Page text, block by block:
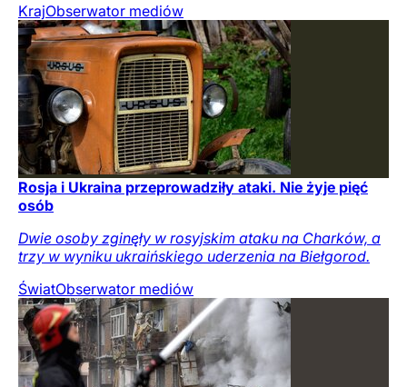
KrajObserwator mediów
Rosja i Ukraina przeprowadziły ataki. Nie żyje pięć
osób
Dwie osoby zginęły w rosyjskim ataku na Charków, a
trzy w wyniku ukraińskiego uderzenia na Biełgorod.
ŚwiatObserwator mediów